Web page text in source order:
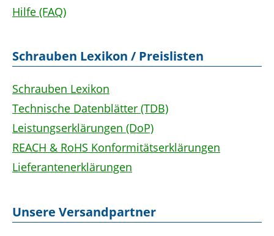
Hilfe (FAQ)
Schrauben Lexikon / Preislisten
Schrauben Lexikon
Technische Datenblätter (TDB)
Leistungserklärungen (DoP)
REACH & RoHS Konformitätserklärungen
Lieferantenerklärungen
Unsere Versandpartner